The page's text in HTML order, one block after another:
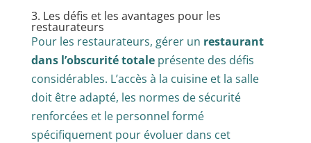
3. Les défis et les avantages pour les
restaurateurs
Pour les restaurateurs, gérer un restaurant
dans l’obscurité totaleprésente des défis
considérables. L’accès à la cuisine et la salle
doit être adapté, les normes de sécurité
renforcées et le personnel formé
spécifiquement pour évoluer dans cet